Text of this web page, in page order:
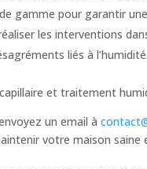
gamme pour garantir
les interventions
liés à l’humidité.
et traitement
un email à
votre maison saine